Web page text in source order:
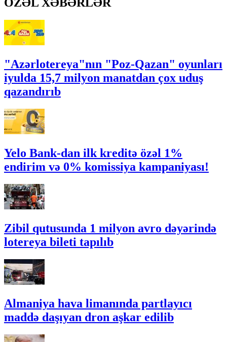
ÖZƏL XƏBƏRLƏR
"Azərlotereya"nın "Poz-Qazan" oyunları
iyulda 15,7 milyon manatdan çox uduş
qazandırıb
Yelo Bank-dan ilk kreditə özəl 1%
endirim və 0% komissiya kampaniyası!
Zibil qutusunda 1 milyon avro dəyərində
lotereya bileti tapılıb
Almaniya hava limanında partlayıcı
maddə daşıyan dron aşkar edilib